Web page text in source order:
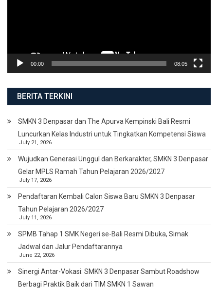
00:00 08:05
BERITA TERKINI
SMKN 3 Denpasar dan The Apurva Kempinski Bali Resmi
Luncurkan Kelas Industri untuk Tingkatkan Kompetensi Siswa
July 21, 2026
Wujudkan Generasi Unggul dan Berkarakter, SMKN 3 Denpasar
Gelar MPLS Ramah Tahun Pelajaran 2026/2027
July 17, 2026
Pendaftaran Kembali Calon Siswa Baru SMKN 3 Denpasar
Tahun Pelajaran 2026/2027
July 11, 2026
SPMB Tahap 1 SMK Negeri se-Bali Resmi Dibuka, Simak
Jadwal dan Jalur Pendaftarannya
June 22, 2026
Sinergi Antar-Vokasi: SMKN 3 Denpasar Sambut Roadshow
Berbagi Praktik Baik dari TIM SMKN 1 Sawan